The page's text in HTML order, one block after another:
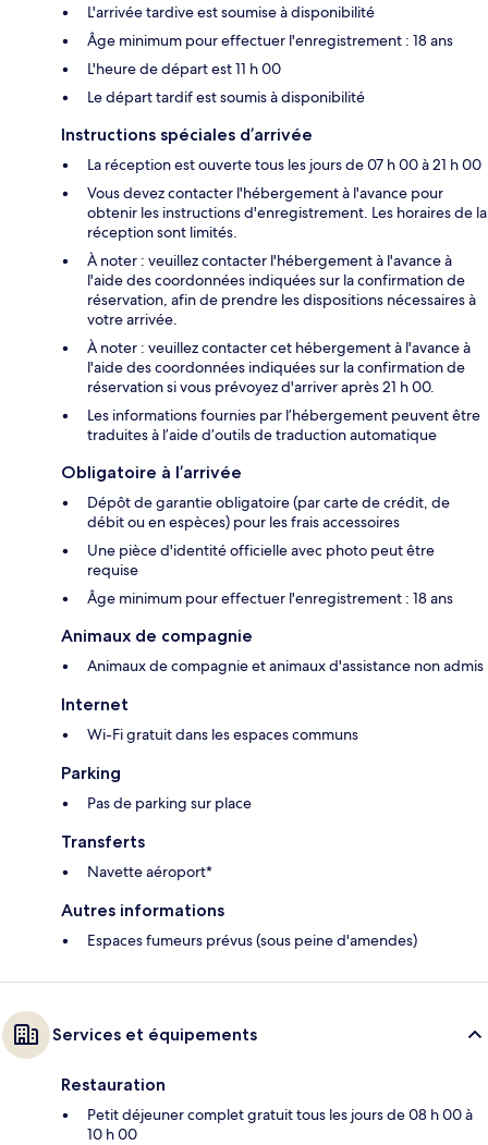
L'arrivée tardive est soumise à disponibilité
Âge minimum pour effectuer l'enregistrement : 18 ans
L'heure de départ est 11 h 00
Le départ tardif est soumis à disponibilité
Instructions spéciales d’arrivée
La réception est ouverte tous les jours de 07 h 00 à 21 h 00
Vous devez contacter l'hébergement à l'avance pour
obtenir les instructions d'enregistrement. Les horaires de la
réception sont limités.
À noter : veuillez contacter l'hébergement à l'avance à
l'aide des coordonnées indiquées sur la confirmation de
réservation, afin de prendre les dispositions nécessaires à
votre arrivée.
À noter : veuillez contacter cet hébergement à l'avance à
l'aide des coordonnées indiquées sur la confirmation de
réservation si vous prévoyez d'arriver après 21 h 00.
Les informations fournies par l’hébergement peuvent être
traduites à l’aide d’outils de traduction automatique
Obligatoire à l’arrivée
Dépôt de garantie obligatoire (par carte de crédit, de
débit ou en espèces) pour les frais accessoires
Une pièce d'identité officielle avec photo peut être
requise
Âge minimum pour effectuer l'enregistrement : 18 ans
Animaux de compagnie
Animaux de compagnie et animaux d'assistance non admis
Internet
Wi-Fi gratuit dans les espaces communs
Parking
Pas de parking sur place
Transferts
Navette aéroport*
Autres informations
Espaces fumeurs prévus (sous peine d'amendes)
Services et équipements
Restauration
Petit déjeuner complet gratuit tous les jours de 08 h 00 à
10 h 00